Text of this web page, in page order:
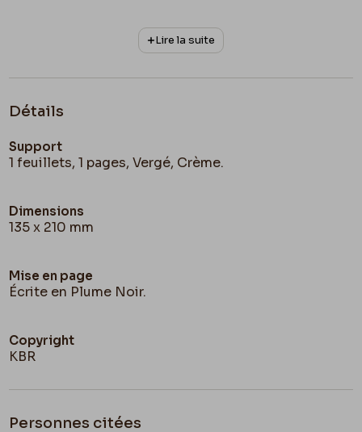
Lire la suite
Détails
Support
1 feuillets, 1 pages, Vergé, Crème.
Dimensions
135 x 210 mm
Mise en page
Écrite en Plume Noir.
Copyright
KBR
Personnes citées